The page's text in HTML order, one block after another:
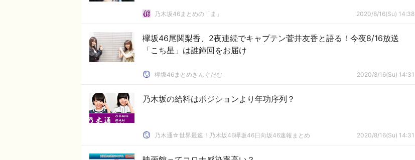
乃木坂46まとめの「ま」 2020/8/16(Su) 14:38
欅坂46尾関梨香、2夜連続でキャプテン菅井友香と語る！今夜8/16放送
「こち星」は誰鐘回をお届け
欅坂46まとめきんぐだむ 2020/8/16(Su) 14:31
乃木坂の給料はポジションより年功序列？
乃木通☆世界最速！乃木坂46欅坂46日向坂46速報まとめ 2020/8/16(Su) 14:31